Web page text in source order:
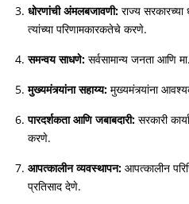
धोरणांची अंमलबजावणी: राज्य
त्यांच्या परिणामकारकतेचे करणे.
समन्वय साधणे: सर्वसामान्य जनता आणि
मुख्यमंत्र्यांना सहाय्य: मुख्यमंत्र्यांना
पारदर्शकता आणि जबाबदारी: सरकारी
करणे.
आपत्कालीन व्यवस्थापन: आपत्कालीन
प्रतिसाद देणे.